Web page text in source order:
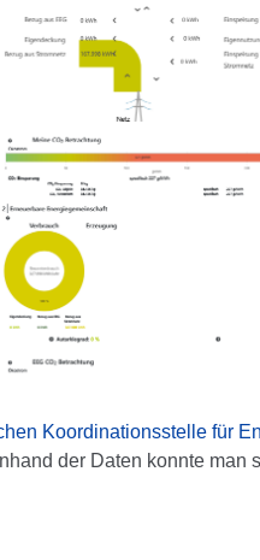
Koordinationsstelle für
der Daten konnte